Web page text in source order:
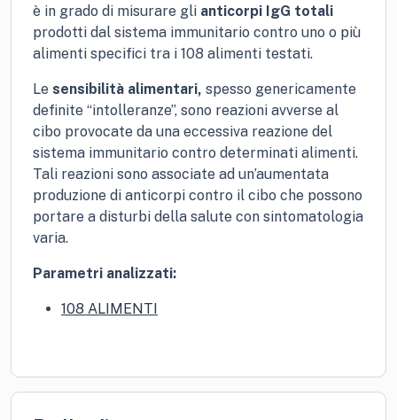
è in grado di misurare gli anticorpi IgG totali
prodotti dal sistema immunitario contro uno o più
alimenti specifici tra i 108 alimenti testati.
Le sensibilità alimentari, spesso genericamente
definite “intolleranze”, sono reazioni avverse al
cibo provocate da una eccessiva reazione del
sistema immunitario contro determinati alimenti.
Tali reazioni sono associate ad un’aumentata
produzione di anticorpi contro il cibo che possono
portare a disturbi della salute con sintomatologia
varia.
Parametri analizzati:
108 ALIMENTI